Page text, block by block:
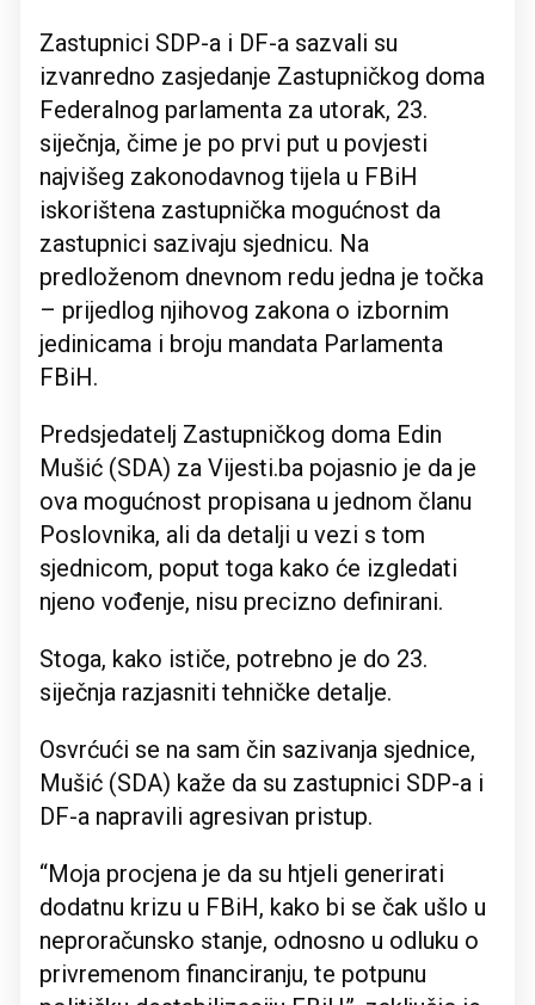
Zastupnici SDP-a i DF-a sazvali su
izvanredno zasjedanje Zastupničkog doma
Federalnog parlamenta za utorak, 23.
siječnja, čime je po prvi put u povjesti
najvišeg zakonodavnog tijela u FBiH
iskorištena zastupnička mogućnost da
zastupnici sazivaju sjednicu. Na
predloženom dnevnom redu jedna je točka
– prijedlog njihovog zakona o izbornim
jedinicama i broju mandata Parlamenta
FBiH.
Predsjedatelj Zastupničkog doma Edin
Mušić (SDA) za Vijesti.ba pojasnio je da je
ova mogućnost propisana u jednom članu
Poslovnika, ali da detalji u vezi s tom
sjednicom, poput toga kako će izgledati
njeno vođenje, nisu precizno definirani.
Stoga, kako ističe, potrebno je do 23.
siječnja razjasniti tehničke detalje.
Osvrćući se na sam čin sazivanja sjednice,
Mušić (SDA) kaže da su zastupnici SDP-a i
DF-a napravili agresivan pristup.
“Moja procjena je da su htjeli generirati
dodatnu krizu u FBiH, kako bi se čak ušlo u
neproračunsko stanje, odnosno u odluku o
privremenom financiranju, te potpunu